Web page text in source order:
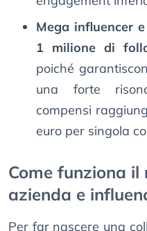
Mega influencer
1 milione di
poiché
una forte
compensi
euro per singola
Come funziona
azienda e
Per far nascere una